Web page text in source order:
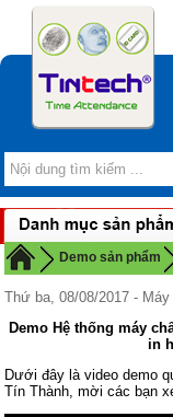
Demo sản phẩm
Thứ ba, 08/08/2017 -
Demo Hệ thống máy
in
Dưới đây là video demo
Tín Thành, mời các bạn